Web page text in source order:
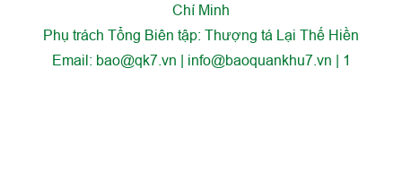
Chí Minh
Phụ trách Tổng Biên tập: Thượng tá Lại Thế Hiền
Email: bao@qk7.vn | info@baoquankhu7.vn | 1